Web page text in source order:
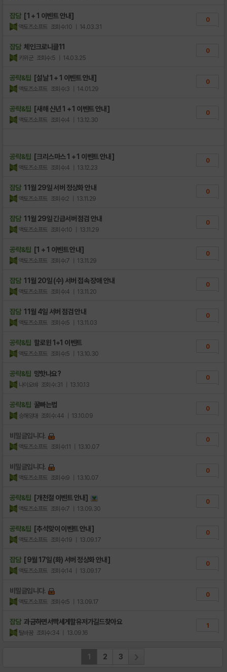
잡담 [1 + 1 이벤트 안내]
액토즈소프트 조회수:10 | 14.03.31
0
잡담 체인크로니클11
키위군 조회수:5 | 14.03.25
0
공략&팁 [설날 1 + 1 이벤트 안내]
액토즈소프트 조회수:3 | 14.01.29
0
공략&팁 [새해 신년 1 + 1 이벤트 안내]
액토즈소프트 조회수:4 | 13.12.30
0
공략&팁 [크리스마스 1 + 1 이벤트 안내]
액토즈소프트 조회수:4 | 13.12.23
0
잡담 11월 29일 서버 정상화 안내
액토즈소프트 조회수:2 | 13.11.29
0
잡담 11월 29일 긴급서버 점검 안내
액토즈소프트 조회수:10 | 13.11.29
0
공략&팁 [1 + 1 이벤트 안내]
액토즈소프트 조회수:7 | 13.11.29
0
잡담 11월 20일 (수) 서버 접속 장애 안내
액토즈소프트 조회수:4 | 13.11.20
0
잡담 11월 4일 서버 점검 안내
액토즈소프트 조회수:5 | 13.11.03
0
공략&팁 할로윈 1+1 이벤트
액토즈소프트 조회수:5 | 13.10.30
0
공략&팁 망핫나요?
나이오뱌 조회수:31 | 13.10.13
0
공략&팁 꿀빠는법
승해양대 조회수:44 | 13.10.09
0
비밀글입니다.
액토즈소프트 조회수:11 | 13.10.07
0
비밀글입니다.
액토즈소프트 조회수:9 | 13.10.07
0
공략&팁 [개천절 이벤트 안내]
액토즈소프트 조회수:7 | 13.09.30
0
공략&팁 [추석맞이 이벤트 안내]
액토즈소프트 조회수:19 | 13.09.17
0
잡담 [9월 17일 (화) 서버 정상화 안내]
액토즈소프트 조회수:14 | 13.09.17
0
비밀글입니다.
액토즈소프트 조회수:5 | 13.09.17
0
잡담 과금하면서빡세게할유저가길드찾아요
탈바꿈 조회수:34 | 13.09.16
1
1 2 3